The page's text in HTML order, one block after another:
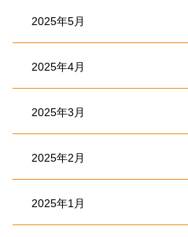
2025年5月
2025年4月
2025年3月
2025年2月
2025年1月